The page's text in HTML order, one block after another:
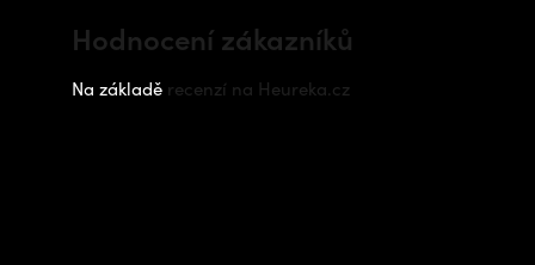
Hodnocení zákazníků
Na základě recenzí na Heureka.cz